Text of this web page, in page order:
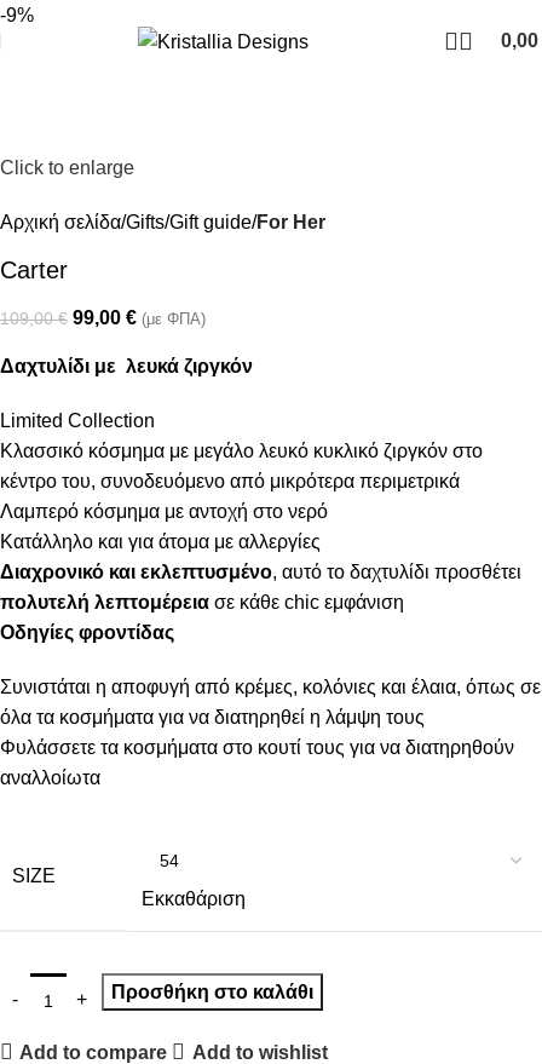
0,00
-9%
Click to enlarge
Αρχική σελίδα Gifts Gift guide For Her
Carter
109,00€ 99,00 € (με ΦΠΑ)
Δαχτυλίδι με λευκά ζιργκόν
Limited Collection
Κλασσικό κόσμημα με μεγάλο λευκό κυκλικό ζιργκόν στο
κέντρο του, συνοδευόμενο από μικρότερα περιμετρικά
Λαμπερό κόσμημα με αντοχή στο νερό
Κατάλληλο και για άτομα με αλλεργίες
Διαχρονικό και εκλεπτυσμένο, αυτό το δαχτυλίδι προσθέτει
πολυτελή λεπτομέρεια σε κάθε chic εμφάνιση
Οδηγίες φροντίδας
Συνιστάται η αποφυγή από κρέμες, κολόνιες και έλαια, όπως σε
όλα τα κοσμήματα για να διατηρηθεί η λάμψη τους
Φυλάσσετε τα κοσμήματα στο κουτί τους για να διατηρηθούν
αναλλοίωτα
SIZE
Εκκαθάριση
Προσθήκη στο καλάθι
Add to compare Add to wishlist